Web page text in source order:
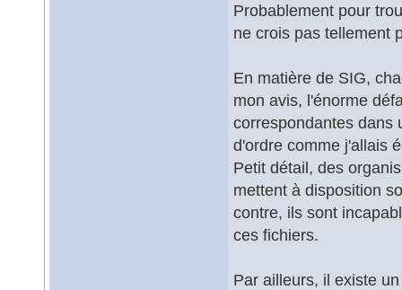
Probablement pour
ne crois pas tellement
En matière de SIG,
mon avis, l'énorme
correspondantes dans
d'ordre comme j'allais
Petit détail, des
mettent à disposition
contre, ils sont
ces fichiers.
Par ailleurs, il existe